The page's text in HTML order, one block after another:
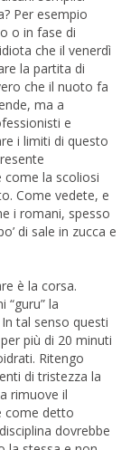
Per esempio
o in fase di
che il venerdì
la partita di
che il nuoto fa
ma a
e
i limiti di questo
la scoliosi
Come vedete, e
i romani, spesso
di sale in zucca e
è la corsa.
“guru” la
tal senso questi
più di 20 minuti
Ritengo
di tristezza la
rimuove il
come detto
dovrebbe